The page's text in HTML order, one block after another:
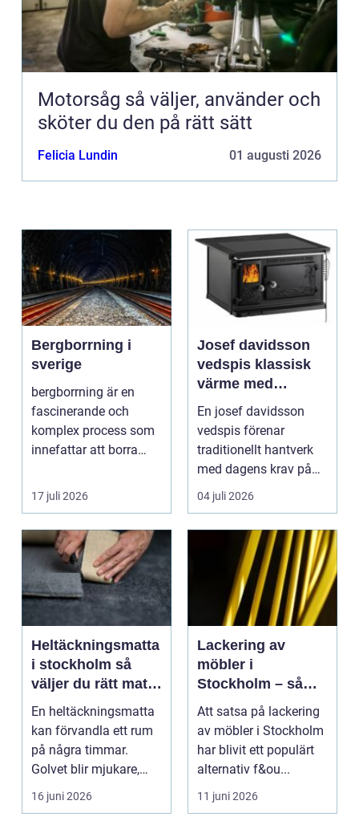
Motorsåg så väljer, använder och
sköter du den på rätt sätt
Felicia Lundin 01 augusti 2026
Bergborrning i
sverige
bergborrning är en
fascinerande och
komplex process som
innefattar att borra
minerale...
17 juli 2026
Josef davidsson
vedspis klassisk
värme med
modern funktion
En josef davidsson
vedspis förenar
traditionellt hantverk
med dagens krav på
effektiv, trygg och mil...
04 juli 2026
Heltäckningsmatta
i stockholm så
väljer du rätt matta
till hem och kontor
En heltäckningsmatta
kan förvandla ett rum
på några timmar.
Golvet blir mjukare,
ljudnivån sjunker o...
16 juni 2026
Lackering av
möbler i
Stockholm – så
förnyar du hemmet
med professionell
möbellackering
Att satsa på lackering
av möbler i Stockholm
har blivit ett populärt
alternativ f&ou...
11 juni 2026